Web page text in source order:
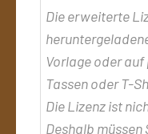
Die erweiterte
Vorlage oder
Tassen oder T-
Die Lizenz ist
Deshalb müssen